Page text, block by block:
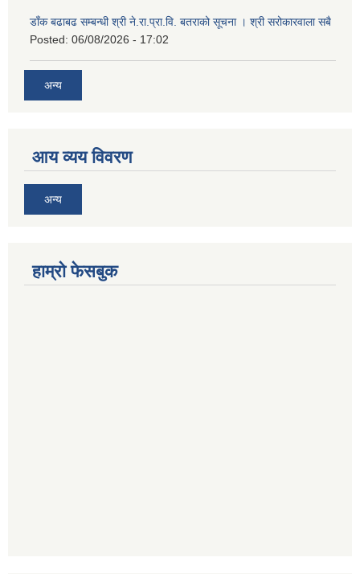
डाँक बढाबढ सम्बन्धी श्री ने.रा.प्रा.वि. बतराको सूचना । श्री सरोकारवाला सबै
Posted: 06/08/2026 - 17:02
अन्य
आय व्यय विवरण
अन्य
हाम्रो फेसबुक